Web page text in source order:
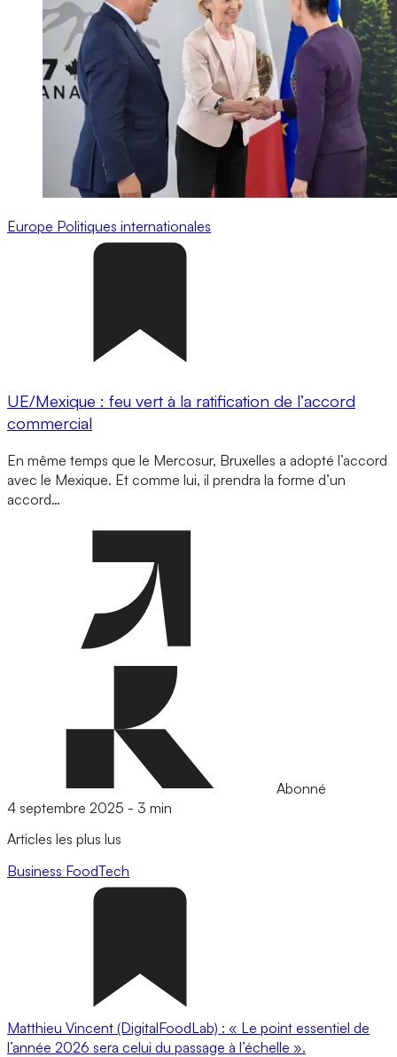
Europe Politiques internationales
UE/Mexique : feu vert à la ratification de l’accord
commercial
En même temps que le Mercosur, Bruxelles a adopté l’accord
avec le Mexique. Et comme lui, il prendra la forme d’un
accord…
Abonné
4 septembre 2025 - 3 min
Articles les plus lus
Business FoodTech
Matthieu Vincent (DigitalFoodLab) : « Le point essentiel de
l’année 2026 sera celui du passage à l’échelle ».